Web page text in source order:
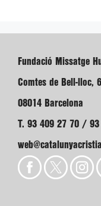
Fundació Missatge
Comtes de Bell-lloc,
08014 Barcelona
T. 93 409 27 70 / 93